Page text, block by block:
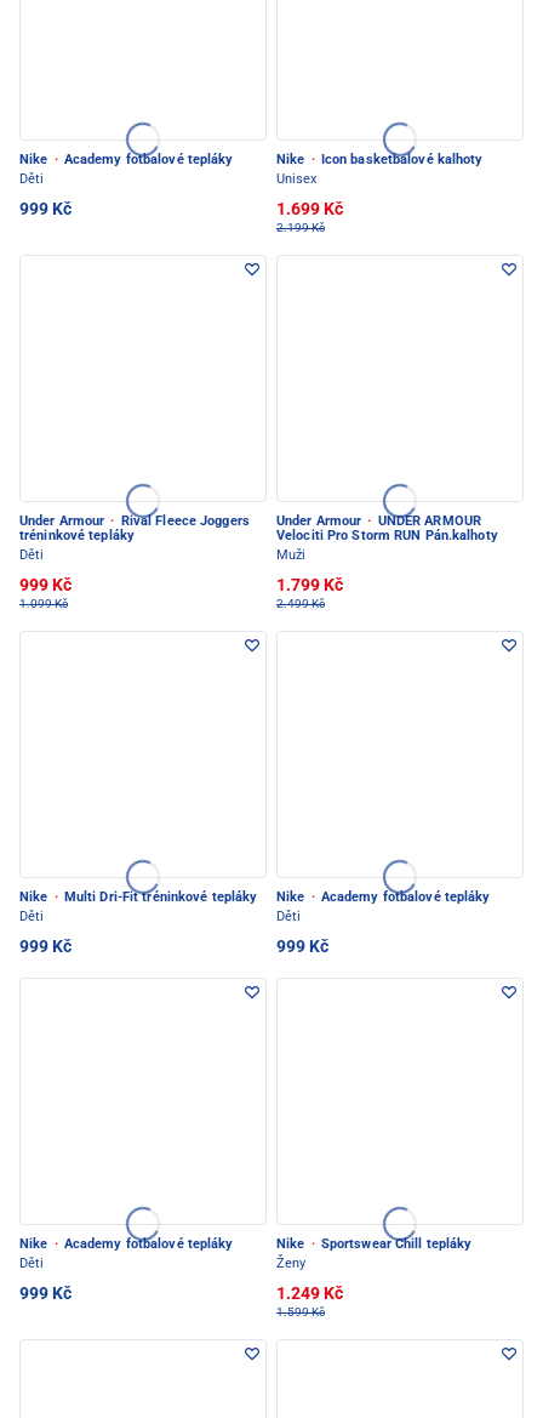
Nike · Academy fotbalové tepláky
Děti
999 Kč
Nike ·
Icon basketbalové kalhoty
Unisex
1.699 Kč
2.199 Kč
Under Armour ·
Rival Fleece Joggers
tréninkové tepláky
Děti
999 Kč
1.099 Kč
Under Armour · UNDER ARMOUR
Velociti Pro Storm RUN Pán.kalhoty
Muži
1.799 Kč
2.499 Kč
Nike · Multi Dri-Fit tréninkové tepláky
Děti
999 Kč
Nike · Academy fotbalové tepláky
Děti
999 Kč
Nike · Academy fotbalové tepláky
Děti
999 Kč
Nike · Sportswear Chill tepláky
Ženy
1.249 Kč
1.599 Kč